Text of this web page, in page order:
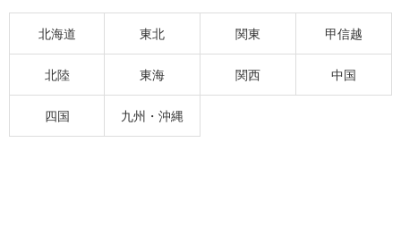
北海道 東北 関東 甲信越
北陸 東海 関西 中国
四国 九州・沖縄